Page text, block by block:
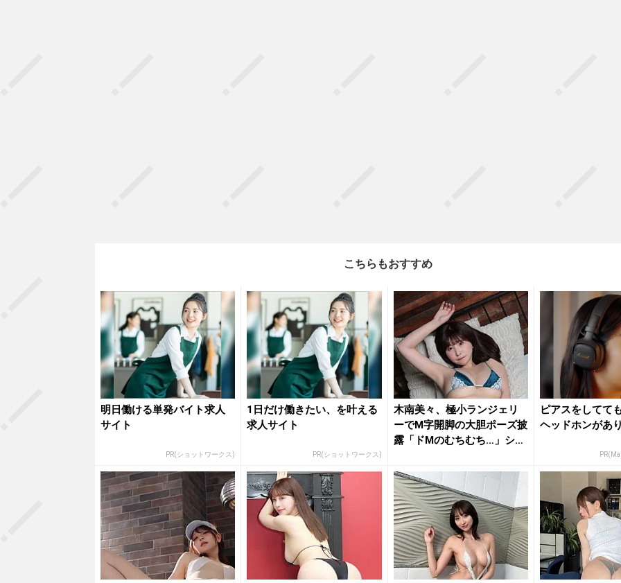
こちらもおすすめ
明日働ける単発バイト求人
サイト
PR(ショットワークス)
1日だけ働きたい、を叶える
求人サイト
PR(ショットワークス)
木南美々、極小ランジェリ
ーでM字開脚の大胆ポーズ披
露「ドMのむちむち…」ショ
ピアスをしてて
ヘッドホンがあ